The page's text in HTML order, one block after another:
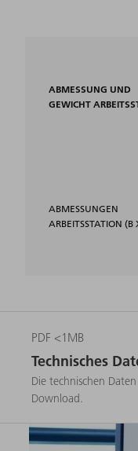
ABMESSUNG UND
GEWICHT
ABMESSUNGEN
ARBEITSSTATION (B
PDF <1MB
Technisches
Die technischen
Download.